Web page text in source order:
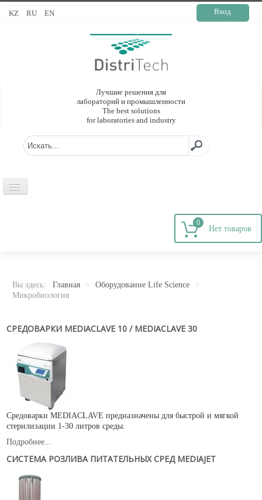
KZ RU EN Вход
Лучшие решения для
лабораторий и промышленности
The best solutions
for laboratories and industry
Compliance
Лабораторное оборудование
Промышленное оборудование
РАСХОДНЫЕ МАТЕРИАЛЫ
СЕРВИС
ОБРАТНАЯ СВЯЗЬ
Ваше сообщение было успешно отправлено
0
Вы здесь: Главная > Оборудование Life Science
>
Микробиология
СРЕДОВАРКИ MEDIACLAVE 10 / MEDIACLAVE 30
Средоварки MEDIACLAVE предназначены для быстрой и мягкой
стерилизации 1-30 литров среды.
Подробнее...
СИСТЕМА РОЗЛИВА ПИТАТЕЛЬНЫХ СРЕД MEDIAJET